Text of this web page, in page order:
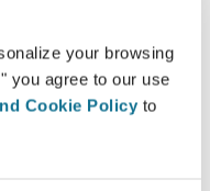
your browsing
you agree to our use
Cookie Policy to
ภัย
งคุณจะเป็นความลับ
ส: ข้อมูลของคุณจะ
วนตัว